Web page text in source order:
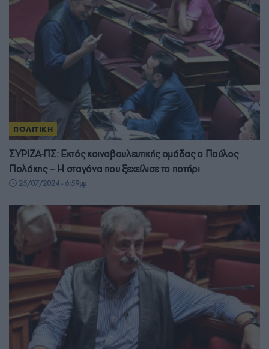
ΠΟΛΙΤΙΚΗ
ΣΥΡΙΖΑ-ΠΣ: Εκτός κοινοβουλευτικής ομάδας ο Παύλος
Πολάκης – Η σταγόνα που ξεχείλισε το ποτήρι
25/07/2024 - 6:59μμ